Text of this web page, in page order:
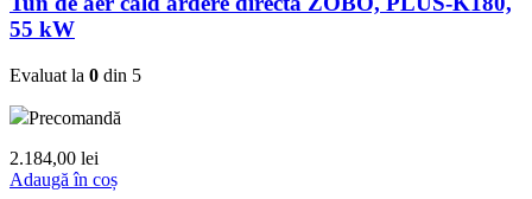
55 kW
Evaluat la 0 din 5
Precomandă
2.184,00 lei
Adaugă în coș